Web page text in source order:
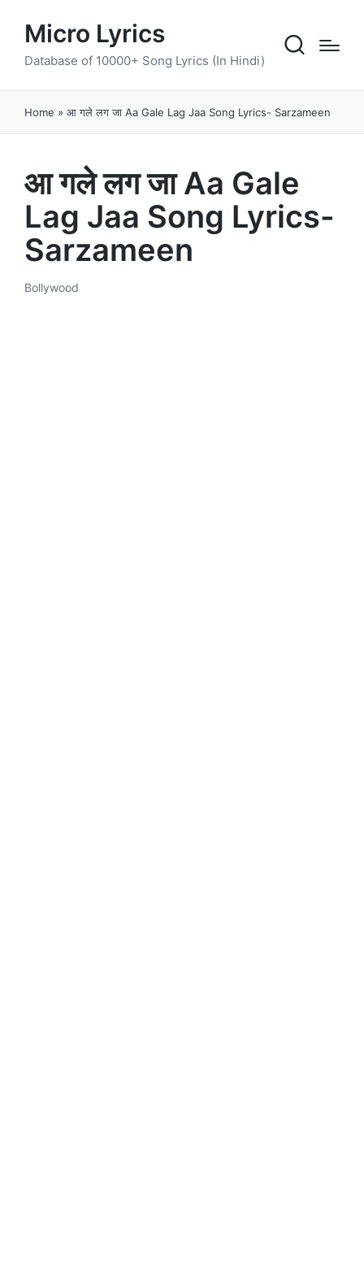
Micro Lyrics
Database of 10000+ Song Lyrics (In Hindi)
Home » आ गले लग जा Aa Gale Lag Jaa Song Lyrics- Sarzameen
आ गले लग जा Aa Gale
Lag Jaa Song Lyrics-
Sarzameen
Posted
Bollywood